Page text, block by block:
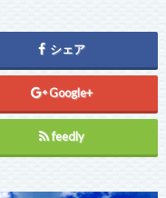
シェア
Google+
feedly